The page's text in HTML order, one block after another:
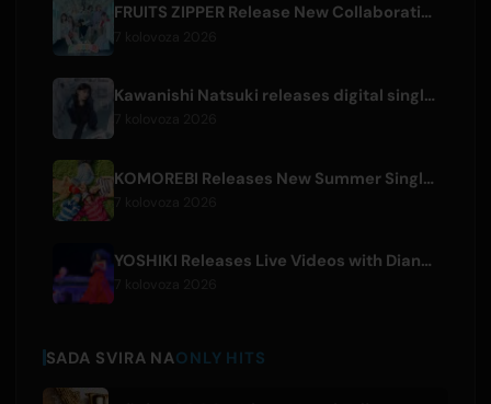
FRUITS ZIPPER Release New Collaboration Song '1,2,3,FOOOOUR'
Kawanishi Natsuki releases digital single 'Sayonara wa Ichiban Kirei na Atashi de'
KOMOREBI Releases New Summer Single 'Letsu Natsu'
YOSHIKI Releases Live Videos with Diana Ross and KORN's Jonathan Davis
SADA SVIRA NAONLY HITS